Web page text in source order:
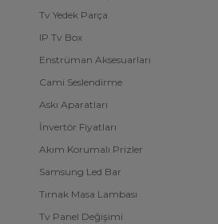
Tv Yedek Parça
IP Tv Box
Enstrüman Aksesuarları
Cami Seslendirme
Askı Aparatları
İnvertör Fiyatları
Akım Korumalı Prizler
Samsung Led Bar
Tırnak Masa Lambası
Tv Panel Değişimi